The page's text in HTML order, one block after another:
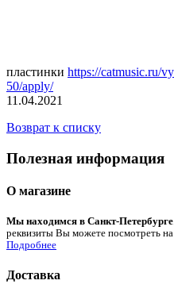
пластинки https://catmusic.ru/
50/apply/
11.04.2021
Возврат к списку
Полезная информация
О магазине
Мы находимся в Санкт-Петербурге
реквизиты Вы можете посмотреть на
Подробнее
Доставка